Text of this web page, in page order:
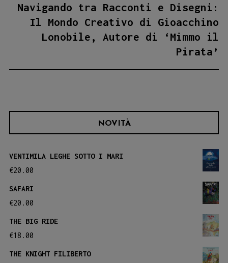
Navigando tra Racconti e Disegni:
Il Mondo Creativo di Gioacchino
Lonobile, Autore di ‘Mimmo il
Pirata’
NOVITÀ
VENTIMILA LEGHE SOTTO I MARI
€20.00
SAFARI
€20.00
THE BIG RIDE
€18.00
THE KNIGHT FILIBERTO